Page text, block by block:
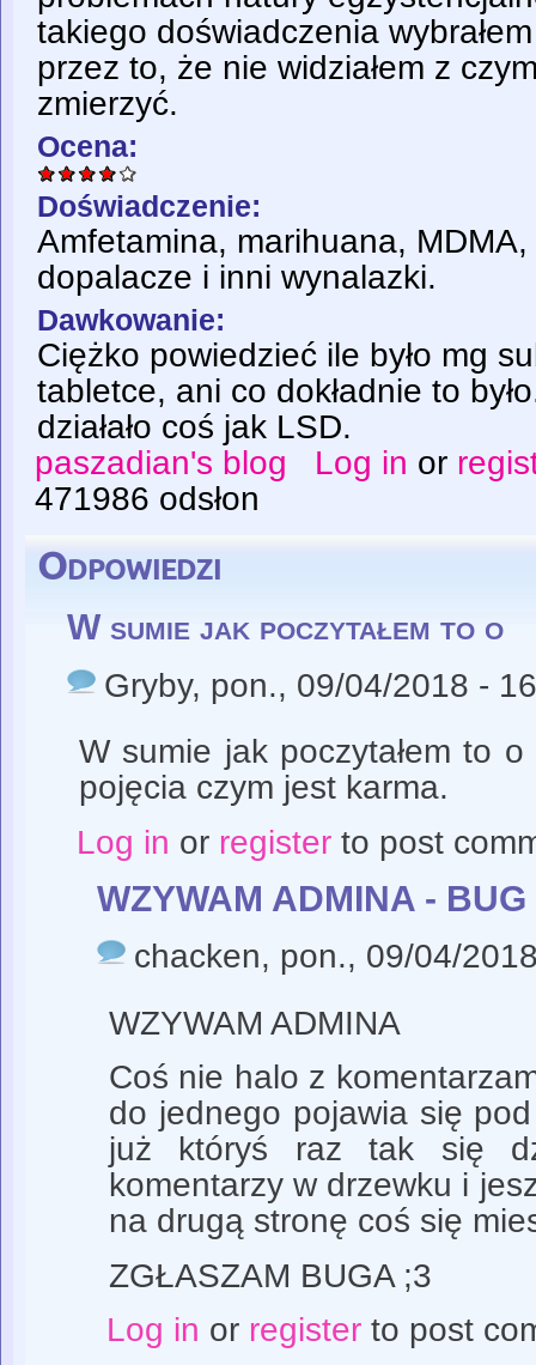
takiego doświadczenia
przez to, że nie widziałem z
zmierzyć.
Ocena:
Doświadczenie:
Amfetamina, marihuana,
dopalacze i inni wynalazki.
Dawkowanie:
Ciężko powiedzieć ile było mg
tabletce, ani co dokładnie to
działało coś jak LSD.
paszadian's blog
Log in or
471986 odsłon
Odpowiedzi
W sumie jak poczytałem to o
Gryby, pon., 09/04/2018 -
W sumie jak poczytałem to
pojęcia czym jest karma.
Log in or registerto post
WZYWAM ADMINA - BUG
chacken, pon., 09/04/
WZYWAM ADMINA
Coś nie halo z
do jednego pojawia się
już któryś raz tak się
komentarzy w drzewku i
na drugą stronę coś się
ZGŁASZAM BUGA ;3
Log in or registerto post